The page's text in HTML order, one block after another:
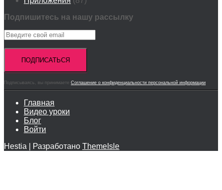
Подпишитесь на нашу рассылку
Подписываясь, вы принимаете Соглашение о конфиденциальности персональной информации
Главная
Видео уроки
Блог
Войти
Hestia | Разработано ThemeIsle